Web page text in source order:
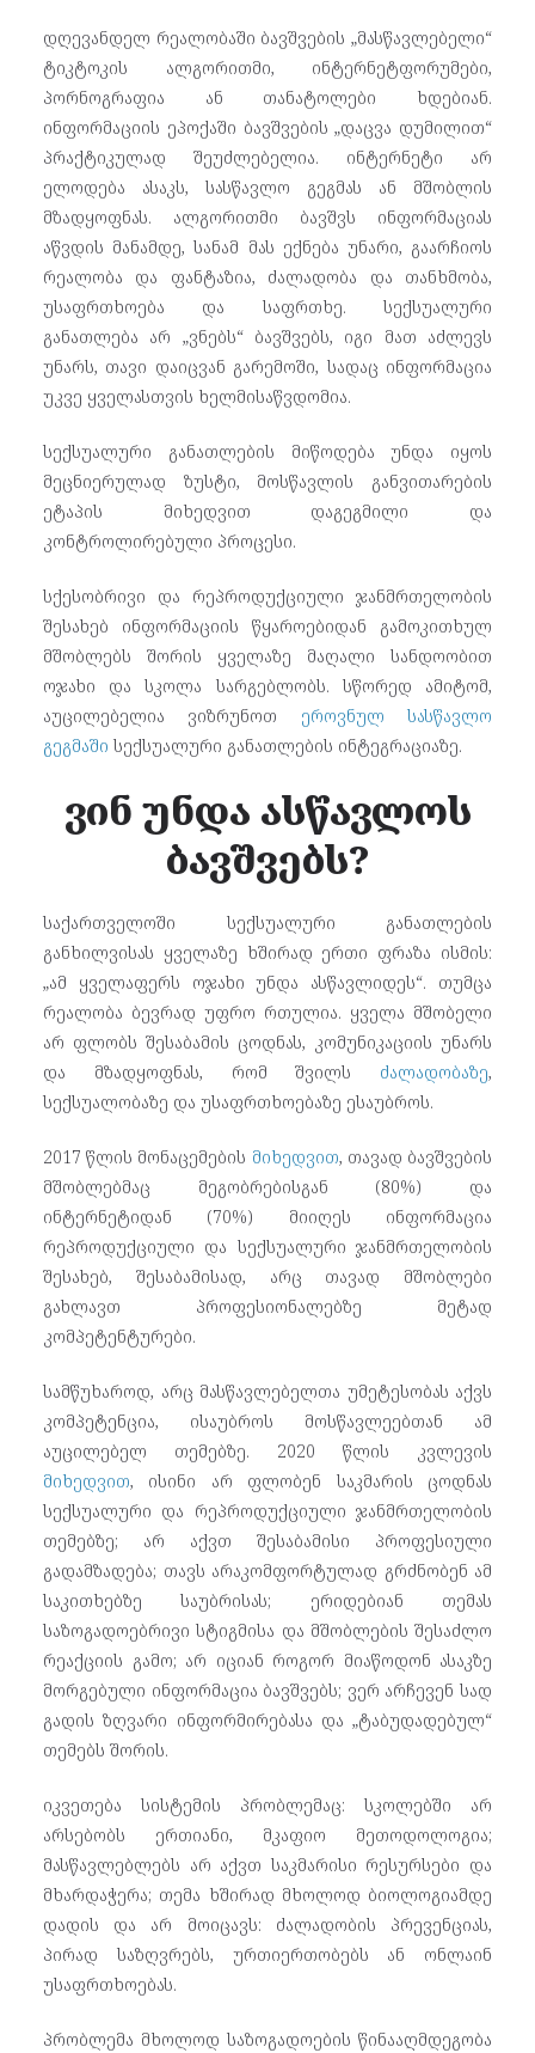
დღევანდელ რეალობაში ბავშვების „მასწავლებელი“
ტიკტოკის ალგორითმი, ინტერნეტფორუმები,
პორნოგრაფია ან თანატოლები ხდებიან.
ინფორმაციის ეპოქაში ბავშვების „დაცვა დუმილით“
პრაქტიკულად შეუძლებელია. ინტერნეტი არ
ელოდება ასაკს, სასწავლო გეგმას ან მშობლის
მზადყოფნას. ალგორითმი ბავშვს ინფორმაციას
აწვდის მანამდე, სანამ მას ექნება უნარი, გაარჩიოს
რეალობა და ფანტაზია, ძალადობა და თანხმობა,
უსაფრთხოება და საფრთხე. სექსუალური
განათლება არ „ვნებს“ ბავშვებს, იგი მათ აძლევს
უნარს, თავი დაიცვან გარემოში, სადაც ინფორმაცია
უკვე ყველასთვის ხელმისაწვდომია.
სექსუალური განათლების მიწოდება უნდა იყოს
მეცნიერულად ზუსტი, მოსწავლის განვითარების
ეტაპის მიხედვით დაგეგმილი და
კონტროლირებული პროცესი.
სქესობრივი და რეპროდუქციული ჯანმრთელობის
შესახებ ინფორმაციის წყაროებიდან გამოკითხულ
მშობლებს შორის ყველაზე მაღალი სანდოობით
ოჯახი და სკოლა სარგებლობს. სწორედ ამიტომ,
აუცილებელია ვიზრუნოთ ეროვნულ სასწავლო
გეგმაში სექსუალური განათლების ინტეგრაციაზე.
ვინ უნდა ასწავლოს
ბავშვებს?
საქართველოში სექსუალური განათლების
განხილვისას ყველაზე ხშირად ერთი ფრაზა ისმის:
„ამ ყველაფერს ოჯახი უნდა ასწავლიდეს“. თუმცა
რეალობა ბევრად უფრო რთულია. ყველა მშობელი
არ ფლობს შესაბამის ცოდნას, კომუნიკაციის უნარს
და მზადყოფნას, რომ შვილს ძალადობაზე,
სექსუალობაზე და უსაფრთხოებაზე ესაუბროს.
2017 წლის მონაცემების მიხედვით, თავად ბავშვების
მშობლებმაც მეგობრებისგან (80%) და
ინტერნეტიდან (70%) მიიღეს ინფორმაცია
რეპროდუქციული და სექსუალური ჯანმრთელობის
შესახებ, შესაბამისად, არც თავად მშობლები
გახლავთ პროფესიონალებზე მეტად
კომპეტენტურები.
სამწუხაროდ, არც მასწავლებელთა უმეტესობას აქვს
კომპეტენცია, ისაუბროს მოსწავლეებთან ამ
აუცილებელ თემებზე. 2020 წლის კვლევის
მიხედვით, ისინი არ ფლობენ საკმარის ცოდნას
სექსუალური და რეპროდუქციული ჯანმრთელობის
თემებზე; არ აქვთ შესაბამისი პროფესიული
გადამზადება; თავს არაკომფორტულად გრძნობენ ამ
საკითხებზე საუბრისას; ერიდებიან თემას
საზოგადოებრივი სტიგმისა და მშობლების შესაძლო
რეაქციის გამო; არ იციან როგორ მიაწოდონ ასაკზე
მორგებული ინფორმაცია ბავშვებს; ვერ არჩევენ სად
გადის ზღვარი ინფორმირებასა და „ტაბუდადებულ“
თემებს შორის.
იკვეთება სისტემის პრობლემაც: სკოლებში არ
არსებობს ერთიანი, მკაფიო მეთოდოლოგია;
მასწავლებლებს არ აქვთ საკმარისი რესურსები და
მხარდაჭერა; თემა ხშირად მხოლოდ ბიოლოგიამდე
დადის და არ მოიცავს: ძალადობის პრევენციას,
პირად საზღვრებს, ურთიერთობებს ან ონლაინ
უსაფრთხოებას.
პრობლემა მხოლოდ საზოგადოების წინააღმდეგობა